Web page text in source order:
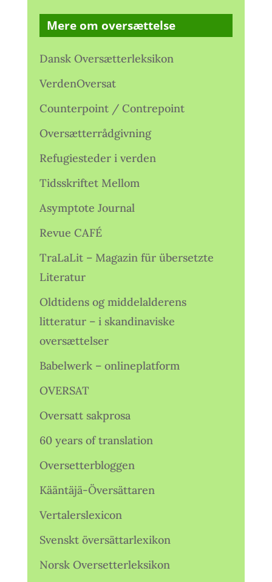
Mere om oversættelse
Dansk Oversætterleksikon
VerdenOversat
Counterpoint / Contrepoint
Oversætterrådgivning
Refugiesteder i verden
Tidsskriftet Mellom
Asymptote Journal
Revue CAFÉ
TraLaLit – Magazin für übersetzte
Literatur
Oldtidens og middelalderens
litteratur – i skandinaviske
oversættelser
Babelwerk – onlineplatform
OVERSAT
Oversatt sakprosa
60 years of translation
Oversetterbloggen
Kääntäjä-Översättaren
Vertalerslexicon
Svenskt översättarlexikon
Norsk Oversetterleksikon